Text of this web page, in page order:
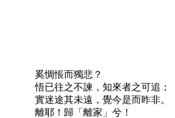
奚惆悵而獨悲？
悟已往之不諫，知來者之可追；
實迷途其未遠，覺今是而昨非。
離耶！歸「離家」兮！